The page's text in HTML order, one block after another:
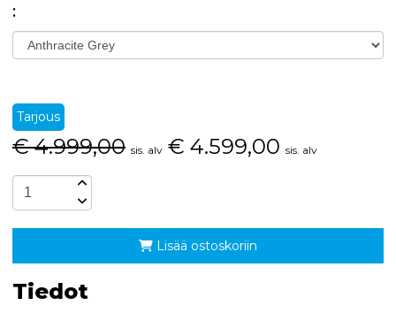
:
Tarjous
€ 4.999,00 sis. alv € 4.599,00 sis. alv
Lisää ostoskoriin
Tiedot